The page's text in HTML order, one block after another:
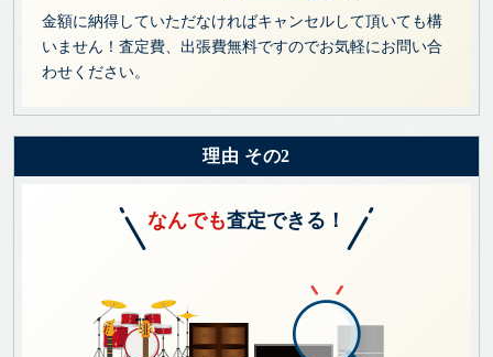
金額に納得していただなければキャンセルして頂いても構
いません！査定費、出張費無料ですのでお気軽にお問い合
わせください。
理由 その2
なんでも査定できる！